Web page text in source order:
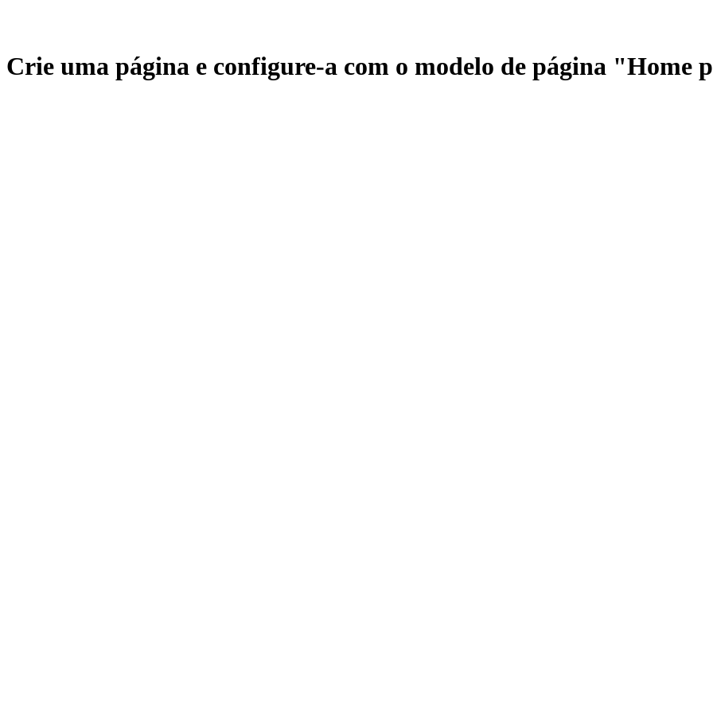
Crie uma página e configure-a com o modelo de página "Home